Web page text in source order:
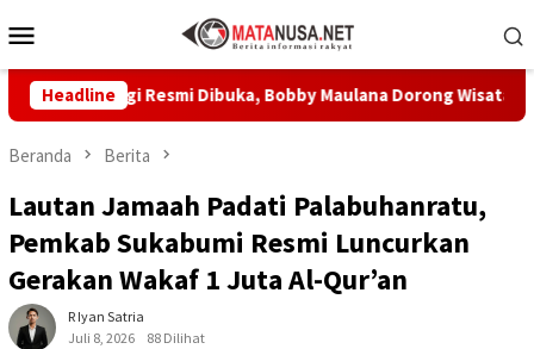
ke
Mobile
Headline
Resmi Dibuka, Bobby Maulana Dorong Wisata Budaya Kota
Beranda Berita
Lautan Jamaah Padati Palabuhanratu,
Pemkab Sukabumi Resmi Luncurkan
Gerakan Wakaf 1 Juta Al-Qur’an
R Iyan Satria
Juli 8, 2026
88 Dilihat